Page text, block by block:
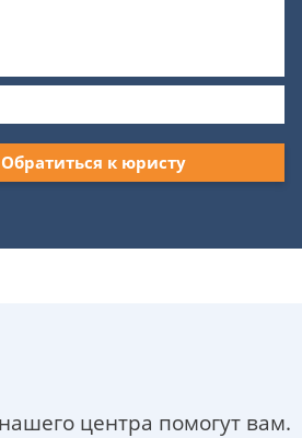
Обратиться к юристу
центра помогут вам.